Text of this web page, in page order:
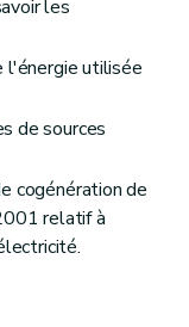
les
l'énergie utilisée
de sources
cogénération de
relatif à